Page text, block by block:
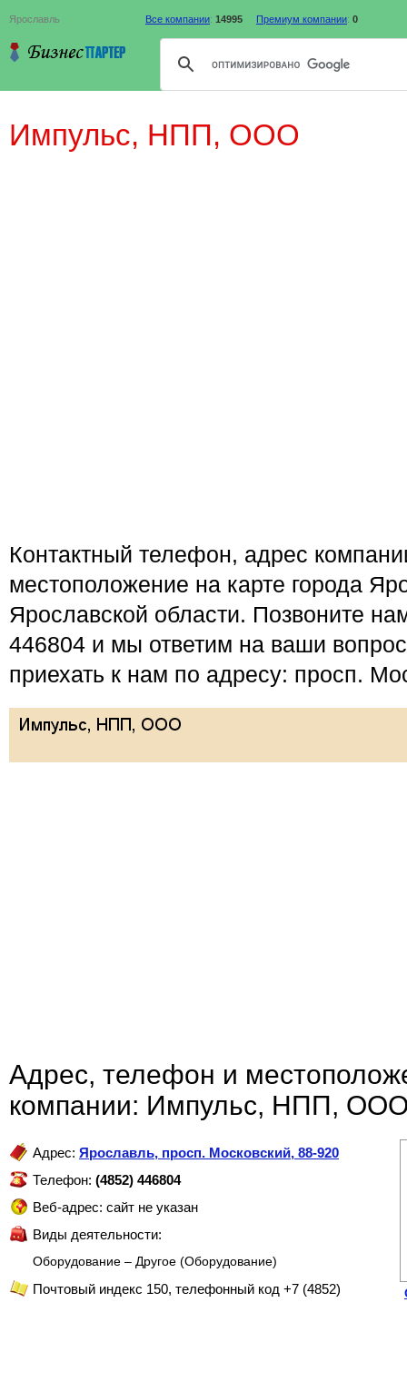
Ярославль Все компании: 14995 Премиум компании: 0
Импульс, НПП, ООО
Контактный телефон, адрес
местоположение на карте города
Ярославской области. Позвоните
446804 и мы ответим на ваши
приехать к нам по адресу: просп.
Адрес, телефон и
компании: Импульс, НПП,
Адрес: Ярославль, просп. Московский, 88-920
Телефон: (4852) 446804
Веб-адрес: сайт не указан
Виды деятельности:
Оборудование – Другое (Оборудование)
Почтовый индекс 150, телефонный код +7 (4852)